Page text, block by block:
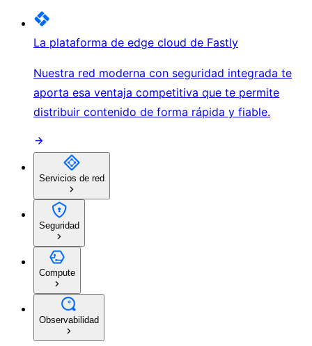
La plataforma de edge cloud de Fastly
Nuestra red moderna con seguridad integrada te
aporta esa ventaja competitiva que te permite
distribuir contenido de forma rápida y fiable.
Servicios de red
Seguridad
Compute
Observabilidad